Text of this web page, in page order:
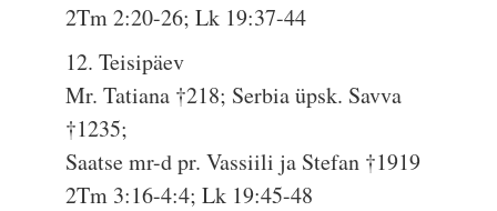
2Tm 2:20-26; Lk 19:37-44
12. Teisipäev
Mr. Tatiana †218; Serbia üpsk. Savva
†1235;
Saatse mr-d pr. Vassiili ja Stefan †1919
2Tm 3:16-4:4; Lk 19:45-48